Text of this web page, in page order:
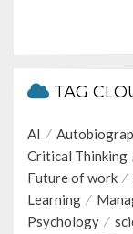
TAG
AI
Critical Thinking
Future of work
Learning
Psychology